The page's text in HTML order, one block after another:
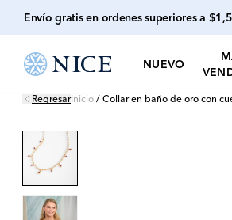
Envío gratis en ordenes superiores a
NUEVO
RegresarInicio / Collar en baño de oro con